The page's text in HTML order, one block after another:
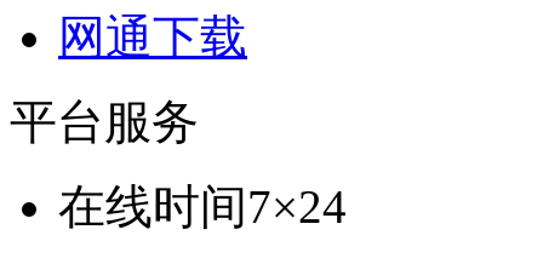
网通下载
平台服务
在线时间7×24